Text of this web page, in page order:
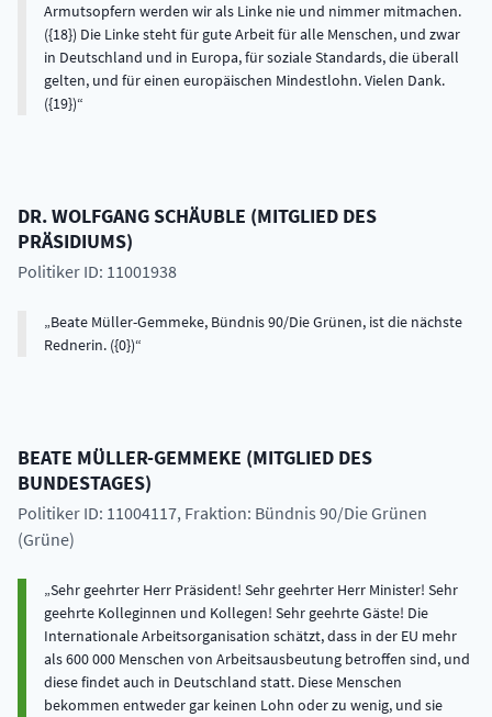
Armutsopfern werden wir als Linke nie und nimmer mitmachen.
({18}) Die Linke steht für gute Arbeit für alle Menschen, und zwar
in Deutschland und in Europa, für soziale Standards, die überall
gelten, und für einen europäischen Mindestlohn. Vielen Dank.
({19})
DR.WOLFGANGSCHÄUBLE (MITGLIED DES
PRÄSIDIUMS)
Politiker ID: 11001938
Beate Müller-Gemmeke, Bündnis 90/Die Grünen, ist die nächste
Rednerin. ({0})
BEATE MÜLLER-GEMMEKE (MITGLIED DES
BUNDESTAGES)
Politiker ID: 11004117, Fraktion: Bündnis 90/Die Grünen
(Grüne)
Sehr geehrter Herr Präsident! Sehr geehrter Herr Minister! Sehr
geehrte Kolleginnen und Kollegen! Sehr geehrte Gäste! Die
Internationale Arbeitsorganisation schätzt, dass in der EU mehr
als 600 000 Menschen von Arbeitsausbeutung betroffen sind, und
diese findet auch in Deutschland statt. Diese Menschen
bekommen entweder gar keinen Lohn oder zu wenig, und sie